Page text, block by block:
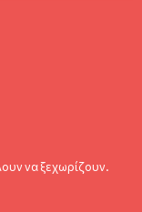
να ξεχωρίζουν.